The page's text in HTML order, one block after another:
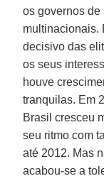
os governos
multinacionais.
decisivo das
os seus
houve
tranquilas. Em
Brasil cresceu
seu ritmo com
até 2012. Mas
acabou-se a